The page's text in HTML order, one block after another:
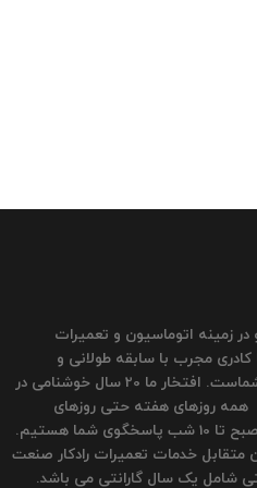
زمینه اتوماسیون و تعمیرات
مجرب با سابقه طولانی و
درخشان در خدمت شماست. افتخار ما 20 سال خوشنامی در
روزهای هفته حتی روزهای
تعطیل از ساعت 8 صبح تا 10 شب پاسخگوی شما هستیم.
خدمات تعمیرات رادکار صنعت
شامل یک سال گارانتی می باشد.